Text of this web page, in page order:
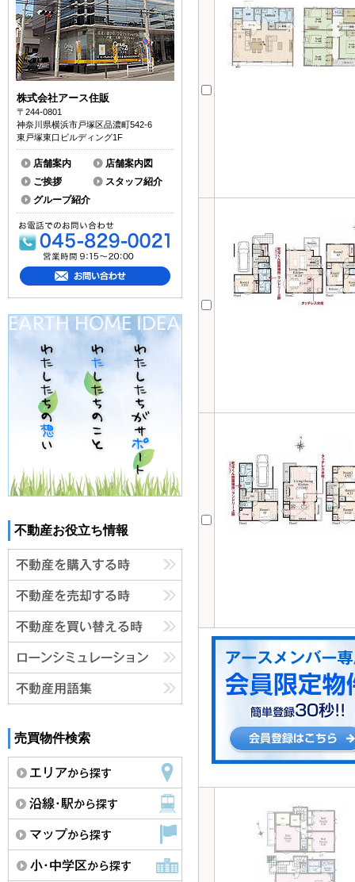
株式会社アース住販
〒244-0801
神奈川県横浜市戸塚区品濃町542-6
東戸塚東口ビルディング1F
店舗案内
店舗案内図
ご挨拶
スタッフ紹介
グループ紹介
不動産お役立ち情報
売買物件検索